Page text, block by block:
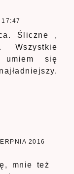
Śliczne ,
Wszystkie
się
2016
mnie też